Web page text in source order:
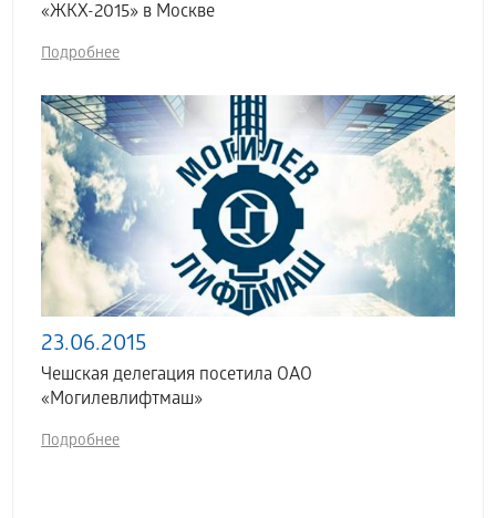
«ЖКХ-2015» в Москве
Подробнее
23.06.2015
Чешская делегация посетила ОАО
«Могилевлифтмаш»
Подробнее